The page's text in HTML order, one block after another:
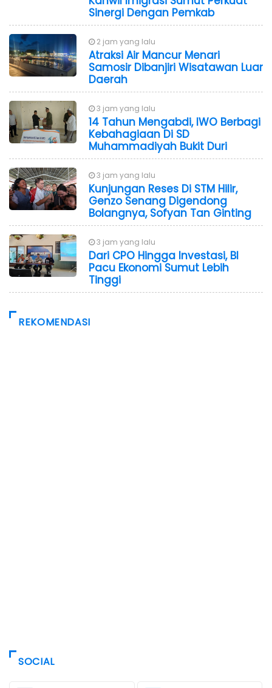
Sinergi Dengan Pemkab
2 jam yang lalu
Atraksi Air Mancur Menari
Samosir Dibanjiri Wisatawan Luar
Daerah
3 jam yang lalu
14 Tahun Mengabdi, IWO Berbagi
Kebahagiaan Di SD
Muhammadiyah Bukit Duri
3 jam yang lalu
Kunjungan Reses Di STM Hilir,
Genzo Senang Digendong
Bolangnya, Sofyan Tan Ginting
3 jam yang lalu
Dari CPO Hingga Investasi, BI
Pacu Ekonomi Sumut Lebih
Tinggi
REKOMENDASI
SOCIAL